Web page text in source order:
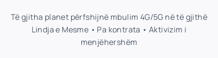
Të gjitha planet përfshijnë mbulim 4G/5G në të gjithë
Lindja e Mesme • Pa kontrata • Aktivizim i
menjëhershëm